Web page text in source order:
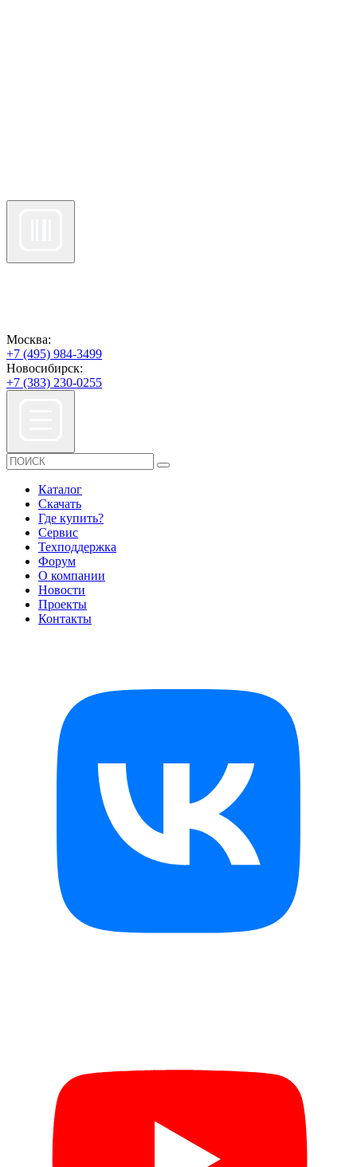
Москва:
+7 (495) 984-3499
Новосибирск:
+7 (383) 230-0255
Каталог
Скачать
Где купить?
Сервис
Техподдержка
Форум
О компании
Новости
Проекты
Контакты